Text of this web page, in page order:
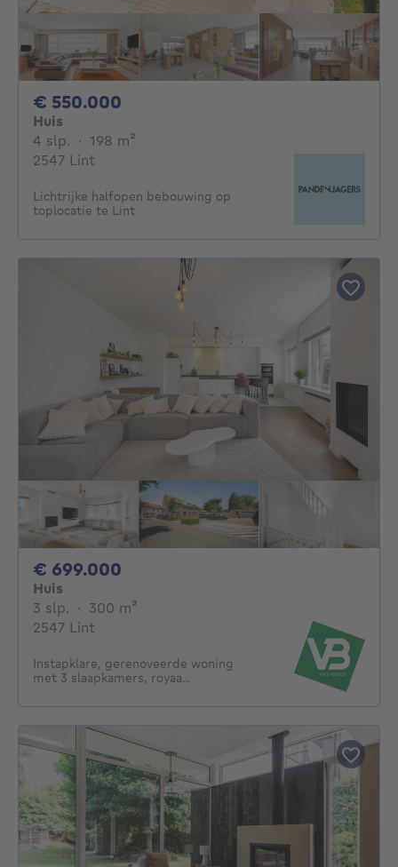
€ 550.000
Huis
4 slp. 4 slaapkamers
· 198 m²
2547 Lint
Lichtrijke halfopen bebouwing op
toplocatie te Lint
€ 699.000
Huis
3 slp. 3 slaapkamers
· 300 m²
2547 Lint
Instapklare, gerenoveerde woning
met 3 slaapkamers, royaa...